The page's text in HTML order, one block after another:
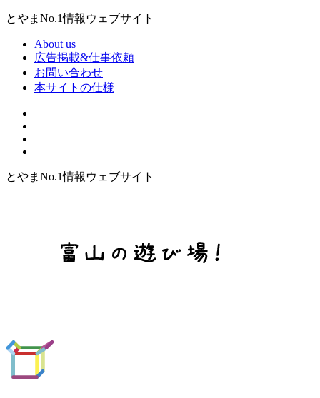
とやまNo.1情報ウェブサイト
About us
広告掲載&仕事依頼
お問い合わせ
本サイトの仕様
とやまNo.1情報ウェブサイト